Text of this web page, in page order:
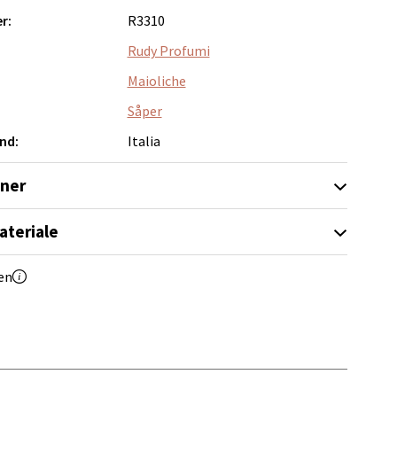
R3310
Rudy Profumi
Maioliche
Såper
Italia
g